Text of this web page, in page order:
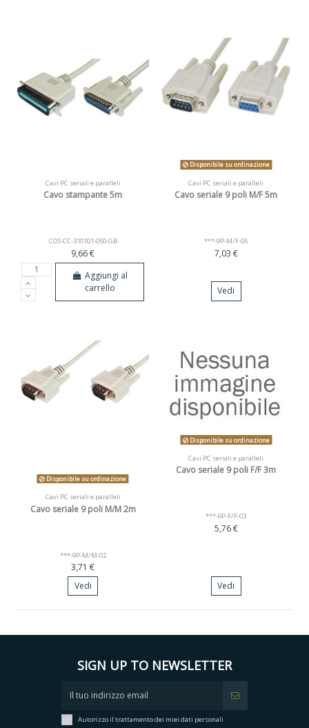
Cavi PC seriali e paralleli
Cavo stampante 5m
COS-CC-310101-050-GB
9,66 €
Aggiungi al
carrello
Disponibile su ordinazione
Cavi PC seriali e paralleli
Cavo seriale 9 poli M/F 5m
***-9P-M/F-05
7,03 €
Vedi
Disponibile su ordinazione
Cavi PC seriali e paralleli
Cavo seriale 9 poli M/M 2m
***-9P-M/M-02
3,71 €
Vedi
Disponibile su ordinazione
Cavi PC seriali e paralleli
Cavo seriale 9 poli F/F 3m
***-9P-F/F-03
5,76 €
Vedi
SIGN UP TO NEWSLETTER
Autorizzo il trattamento dei miei dati personali